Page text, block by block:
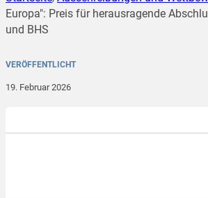
Europa": Preis für herausragende
und BHS
VERÖFFENTLICHT
19. Februar 2026